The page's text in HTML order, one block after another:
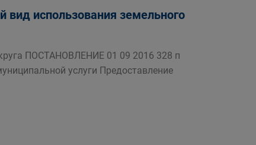
использования земельного
ПОСТАНОВЛЕНИЕ 01 09 2016 328 п
услуги Предоставление